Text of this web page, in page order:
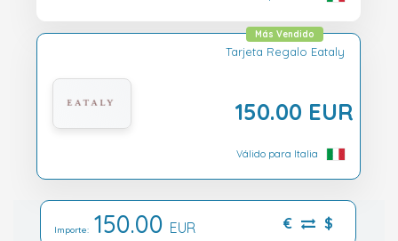
Tarjeta Regalo Eataly
150.00 EUR
Más Vendido
Válido para Italia
Importe: 150.00 EUR € $